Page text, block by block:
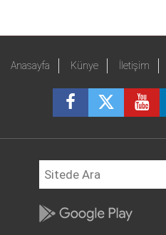
Anasayfa Künye İletişim